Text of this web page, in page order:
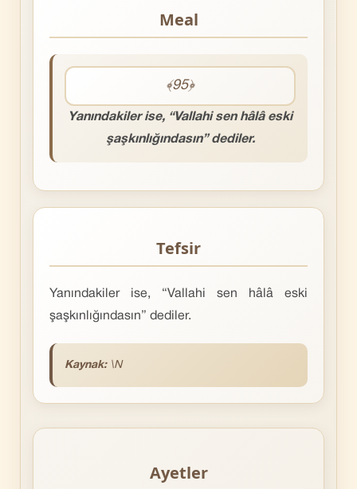
Meal
﴾95﴿
Yanındakiler ise, “Vallahi sen hâlâ eski
şaşkınlığındasın” dediler.
Tefsir
Yanındakiler ise, “Vallahi sen hâlâ eski
şaşkınlığındasın” dediler.
Kaynak: \N
Ayetler